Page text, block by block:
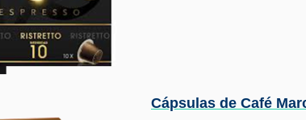
Cápsulas de Café